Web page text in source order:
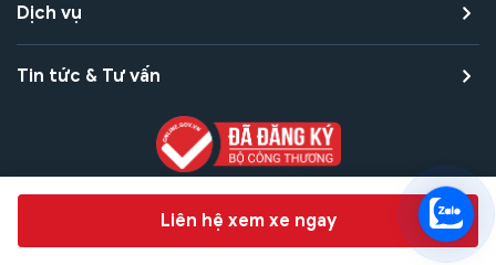
Chat hỗ trợ
Liên hệ xem xe ngay
Dịch vụ
Tin tức & Tư vấn
Bảo mật quyền riêng tư
Điều khoản sử dụng